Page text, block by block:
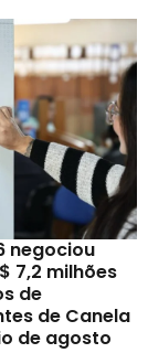
negociou
7,2 milhões
de
de Canela
de agosto